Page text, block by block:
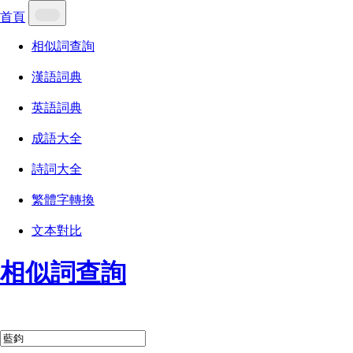
首頁
相似詞查詢
漢語詞典
英語詞典
成語大全
詩詞大全
繁體字轉換
文本對比
相似詞查詢